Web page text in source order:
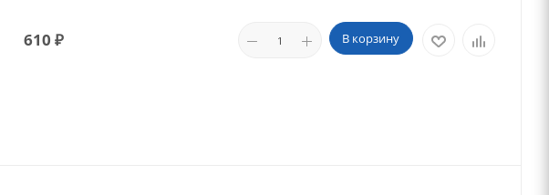
610 ₽ В корзину